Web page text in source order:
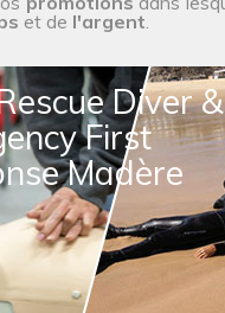
et de l'argent.
Diver &
First
Madère